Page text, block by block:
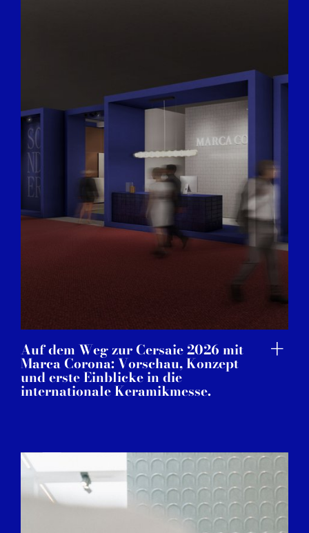
Auf dem Weg zur Cersaie 2026 mit
Marca Corona: Vorschau, Konzept
und erste Einblicke in die
internationale Keramikmesse.